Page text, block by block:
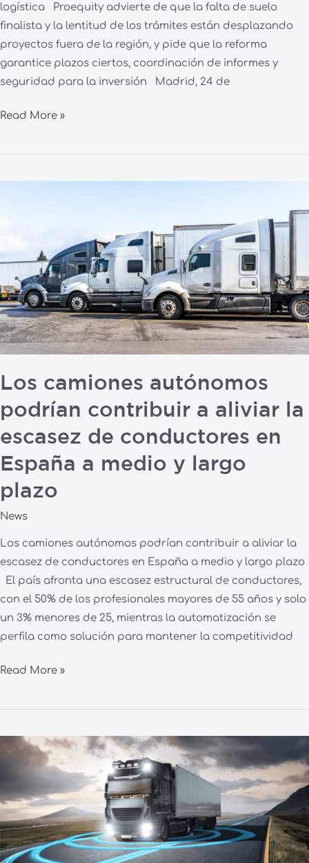
logística Proequity advierte de que la falta de suelo
finalista y la lentitud de los trámites están desplazando
proyectos fuera de la región, y pide que la reforma
garantice plazos ciertos, coordinación de informes y
seguridad para la inversión Madrid, 24 de
Read More »
Los camiones autónomos
podrían contribuir a aliviar la
escasez de conductores en
España a medio y largo
plazo
News
Los camiones autónomos podrían contribuir a aliviar la
escasez de conductores en España a medio y largo plazo
El país afronta una escasez estructural de conductores,
con el 50% de los profesionales mayores de 55 años y solo
un 3% menores de 25, mientras la automatización se
perfila como solución para mantener la competitividad
contribuir
a
aliviar
la
escasez
de
conductores
España
a
y
largo
Read More »
Camiones
autónomos:
un
30%
de
ahorro